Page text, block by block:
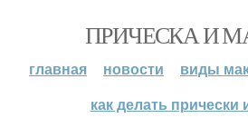
ПРИЧЕСКА И
главная новости
виды
как делать прически